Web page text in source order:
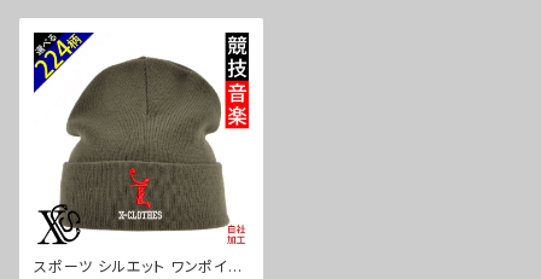
スポーツ シルエット ワンポイン